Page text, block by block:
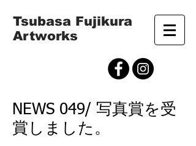
Tsubasa Fujikura
Artworks
NEWS 049/ 写真賞を受
賞しました。